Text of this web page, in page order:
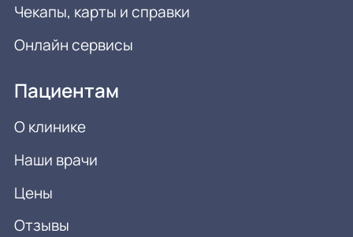
Чекапы, карты и справки
Онлайн сервисы
Пациентам
О клинике
Наши врачи
Цены
Отзывы